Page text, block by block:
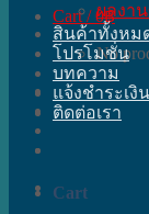
Cart /0฿
No
Cart
ผลงา
สินค้าทั้งหม
โปรโมชั่น
บทความ
แจ้งชำระเงิน
ติดต่อเรา